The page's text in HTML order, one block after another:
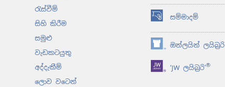
රැස්වීම්
සිහි කිරීම
සමුළු
වැඩකටයුතු
අද්දැකීම්
ලොව වටෙන්
සම්මාදම්
(opens
new
window)
ඔන්ලයින් ලයිබ්‍රරි
(opens
new
window)‘JW ලයිබ්‍රරි’®